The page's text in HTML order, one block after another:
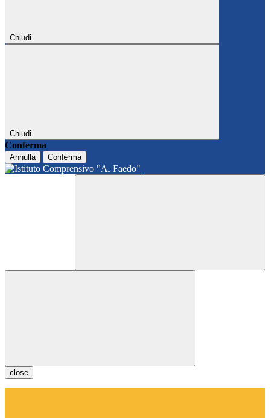
Chiudi
Chiudi
Conferma
Annulla Conferma
close